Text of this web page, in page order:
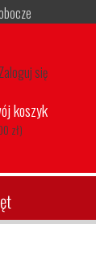
Zaloguj się
koszyk
zł)